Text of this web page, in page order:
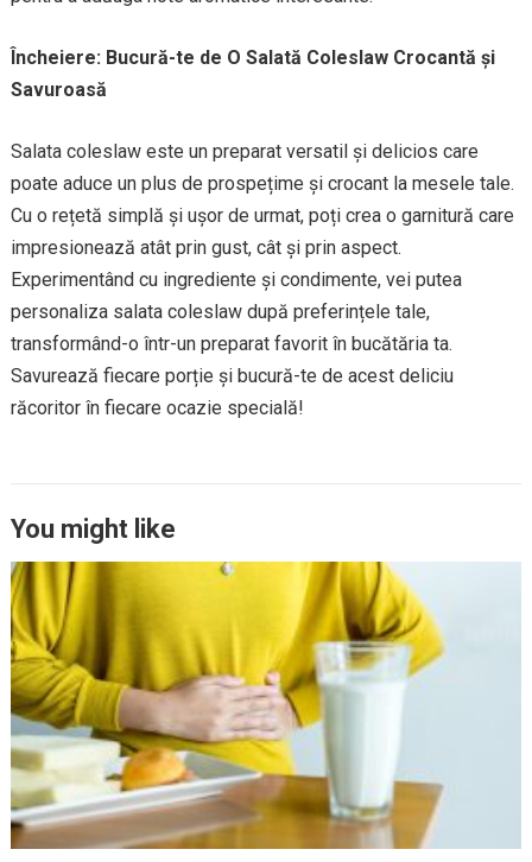
Încheiere: Bucură-te de O Salată Coleslaw Crocantă și
Savuroasă
Salata coleslaw este un preparat versatil și delicios care
poate aduce un plus de prospețime și crocant la mesele tale.
Cu o rețetă simplă și ușor de urmat, poți crea o garnitură care
impresionează atât prin gust, cât și prin aspect.
Experimentând cu ingrediente și condimente, vei putea
personaliza salata coleslaw după preferințele tale,
transformând-o într-un preparat favorit în bucătăria ta.
Savurează fiecare porție și bucură-te de acest deliciu
răcoritor în fiecare ocazie specială!
You might like